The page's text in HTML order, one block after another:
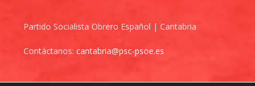
Partido Socialista Obrero Español | Cantabria
Contáctanos: cantabria@psc-psoe.es